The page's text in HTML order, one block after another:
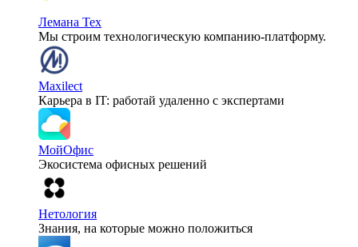
Лемана Тех
Мы строим технологическую компанию-платформу.
Maxilect
Карьера в IT: работай удаленно с экспертами
МойОфис
Экосистема офисных решений
Нетология
Знания, на которые можно положиться